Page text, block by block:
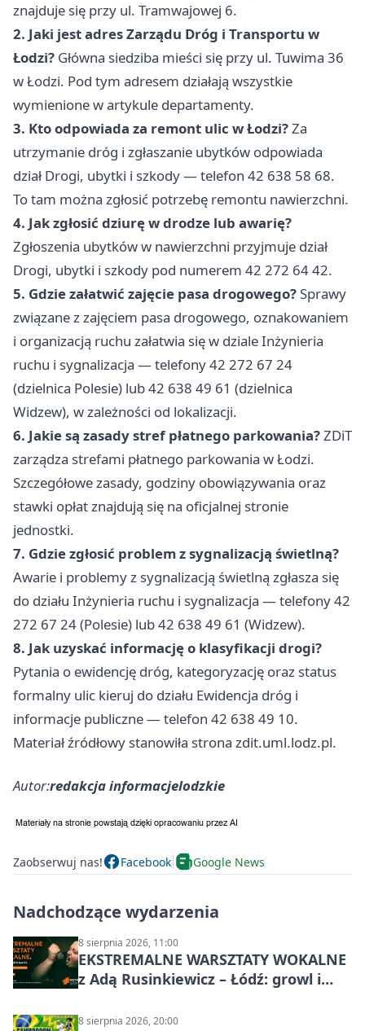
znajduje się przy ul. Tramwajowej 6.
2. Jaki jest adres Zarządu Dróg i Transportu w
Łodzi? Główna siedziba mieści się przy ul. Tuwima 36
w Łodzi. Pod tym adresem działają wszystkie
wymienione w artykule departamenty.
3. Kto odpowiada za remont ulic w Łodzi?Za
utrzymanie dróg i zgłaszanie ubytków odpowiada
dział Drogi, ubytki i szkody — telefon 42 638 58 68.
To tam można zgłosić potrzebę remontu nawierzchni.
4. Jak zgłosić dziurę w drodze lub awarię?
Zgłoszenia ubytków w nawierzchni przyjmuje dział
Drogi, ubytki i szkody pod numerem 42 272 64 42.
5. Gdzie załatwić zajęcie pasa drogowego?Sprawy
związane z zajęciem pasa drogowego, oznakowaniem
i organizacją ruchu załatwia się w dziale Inżynieria
ruchu i sygnalizacja — telefony 42 272 67 24
(dzielnica Polesie) lub 42 638 49 61 (dzielnica
Widzew), w zależności od lokalizacji.
6. Jakie są zasady stref płatnego parkowania?ZDiT
zarządza strefami płatnego parkowania w Łodzi.
Szczegółowe zasady, godziny obowiązywania oraz
stawki opłat znajdują się na oficjalnej stronie
jednostki.
7. Gdzie zgłosić problem z sygnalizacją świetlną?
Awarie i problemy z sygnalizacją świetlną zgłasza się
do działu Inżynieria ruchu i sygnalizacja — telefony 42
272 67 24 (Polesie) lub 42 638 49 61 (Widzew).
8. Jak uzyskać informację o klasyfikacji drogi?
Pytania o ewidencję dróg, kategoryzację oraz status
formalny ulic kieruj do działu Ewidencja dróg i
informacje publiczne — telefon 42 638 49 10.
Materiał źródłowy stanowiła strona zdit.uml.lodz.pl.
Autor:redakcja informacjelodzkie
Zaobserwuj nas! Facebook Google News
Nadchodzące wydarzenia
8 sierpnia 2026, 11:00
EKSTREMALNE WARSZTATY WOKALNE
z Adą Rusinkiewicz – Łódź: growl i
8 sierpnia 2026, 20:00